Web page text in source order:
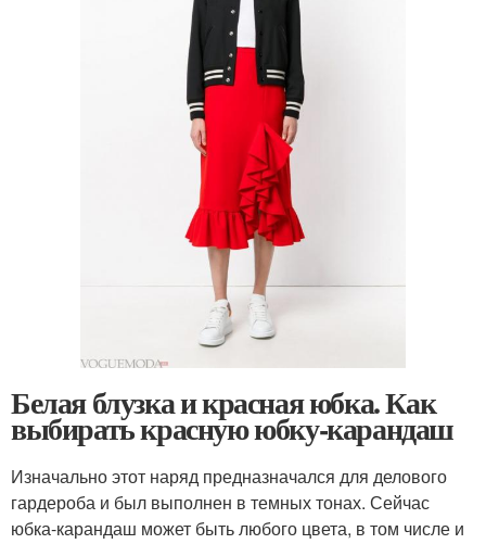
Белая блузка и красная юбка. Как
выбирать красную юбку-карандаш
Изначально этот наряд предназначался для делового
гардероба и был выполнен в темных тонах. Сейчас
юбка-карандаш может быть любого цвета, в том числе и